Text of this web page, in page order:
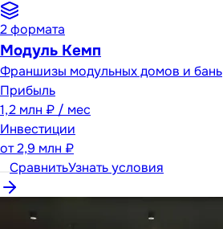
2формата
Модуль Кемп
Франшизы модульных домов и бань
Прибыль
1,2 млн ₽ / мес
Инвестиции
от2,9 млн ₽
СравнитьУзнать условия